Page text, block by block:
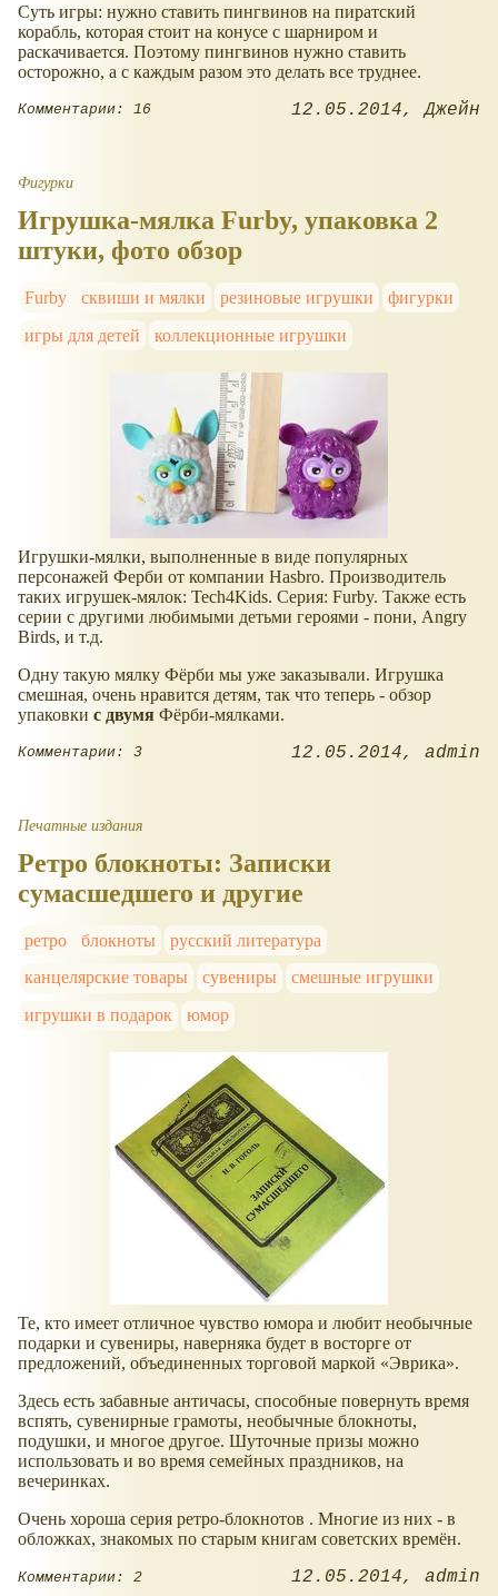
Суть игры: нужно ставить пингвинов на пиратский
корабль, которая стоит на конусе с шарниром и
раскачивается. Поэтому пингвинов нужно ставить
осторожно, а с каждым разом это делать все труднее.
Комментарии: 16 12.05.2014 Джейн
Фигурки
Игрушка-мялка Furby, упаковка 2
штуки, фото обзор
Furby сквиши и мялки резиновые игрушки
фигурки
игры для детей
коллекционные игрушки
Игрушки-мялки, выполненные в виде популярных
персонажей Ферби от компании Hasbro. Производитель
таких игрушек-мялок: Tech4Kids. Серия: Furby. Также есть
серии с другими любимыми детьми героями - пони, Angry
Birds, и т.д.
Одну такую мялку Фёрби мы уже заказывали. Игрушка
смешная, очень нравится детям, так что теперь - обзор
упаковки с двумя Фёрби-мялками.
Комментарии: 3 12.05.2014 admin
Печатные издания
Ретро блокноты: Записки
сумасшедшего и другие
ретро блокноты
русский литература
канцелярские товары
сувениры
смешные игрушки
игрушки в подарок
юмор
Те, кто имеет отличное чувство юмора и любит необычные
подарки и сувениры, наверняка будет в восторге от
предложений, объединенных торговой маркой
Эврика .
Здесь есть забавные античасы, способные повернуть время
вспять, сувенирные грамоты, необычные блокноты,
подушки, и многое другое. Шуточные призы можно
использовать и во время семейных праздников, на
вечеринках.
Очень хороша серия ретро-блокнотов . Многие из них - в
обложках, знакомых по старым книгам советских времён.
Комментарии: 2 12.05.2014 admin